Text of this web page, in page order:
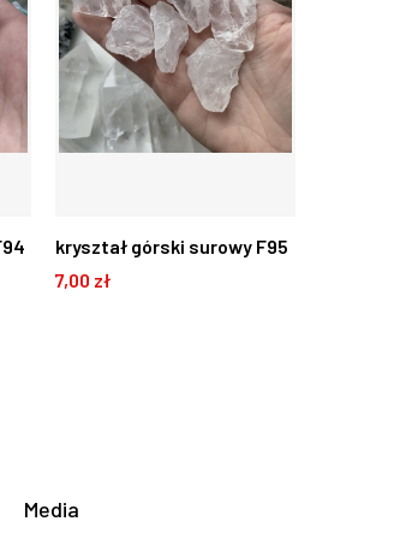
kryształ górski surowy F95
7,00 zł
Media